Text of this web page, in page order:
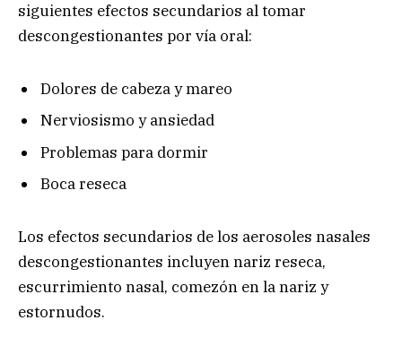
siguientes efectos secundarios al tomar
descongestionantes por vía oral:
Dolores de cabeza y mareo
Nerviosismo y ansiedad
Problemas para dormir
Boca reseca
Los efectos secundarios de los aerosoles nasales
descongestionantes incluyen nariz reseca,
escurrimiento nasal, comezón en la nariz y
estornudos.